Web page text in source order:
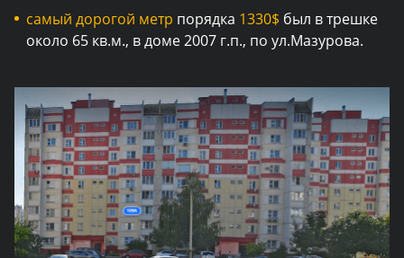
самый дорогой метр порядка 1330$ был в трешке
около 65 кв.м., в доме 2007 г.п., по ул.Мазурова.